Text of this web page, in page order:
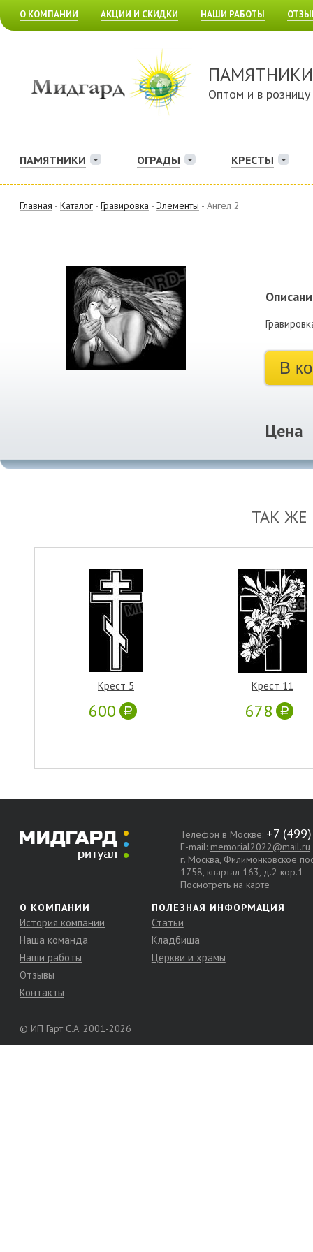
О КОМПАНИИ АКЦИИ И СКИДКИ НАШИ РАБОТЫ
ПАМЯТНИКИ
Оптом и в розницу
ПАМЯТНИКИ ОГРАДЫ КРЕСТЫ
Главная - Каталог - Гравировка - Элементы - Ангел 2
В
Цена
ТАК
Крест 5
600
Крест 11
678
Телефон в Москве:
E-mail: memorial2022@mail.ru
г. Москва, Филимонковское
1758, квартал 163, д.2 кор.1
Посмотреть на карте
О КОМПАНИИ
История компании
Наша команда
Наши работы
Отзывы
Контакты
ПОЛЕЗНАЯ ИНФОРМАЦИЯ
Статьи
Кладбища
Церкви и храмы
© ИП Гарт С.А. 2001-2026